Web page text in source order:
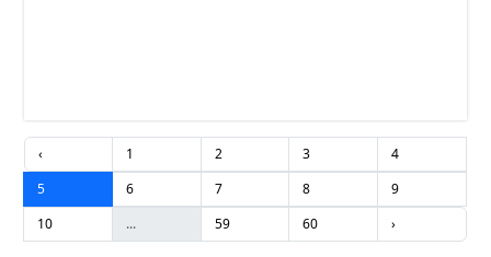
‹ 1 2 3
4
5
6 7 8
9
10
... 59 60 ›